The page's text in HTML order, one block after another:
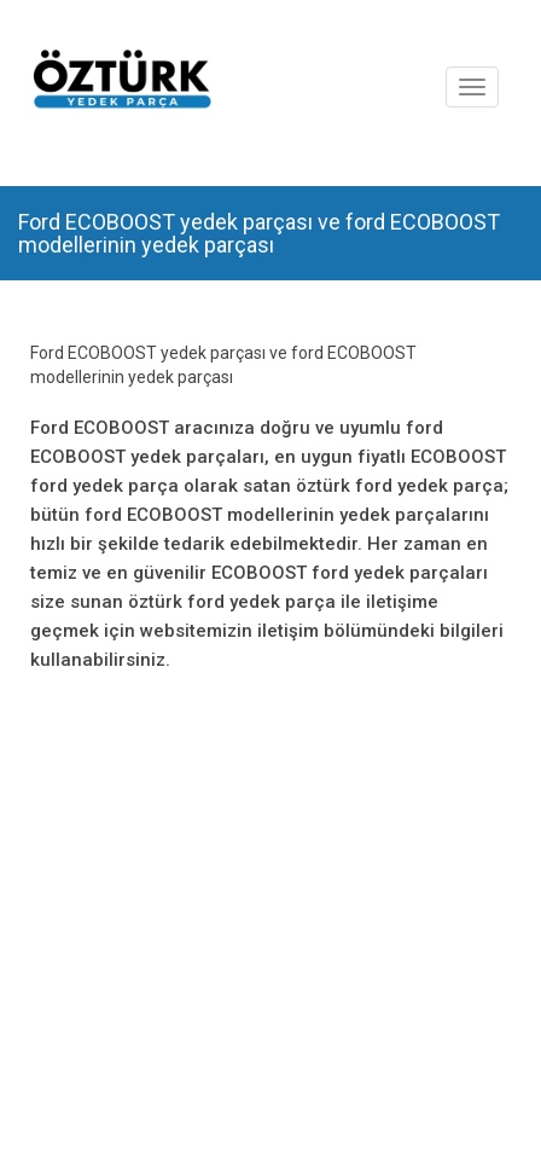
Toggle
Ford ECOBOOST yedek parçası ve ford ECOBOOST
modellerinin yedek parçası
Ford ECOBOOST yedek parçası ve ford ECOBOOST
modellerinin yedek parçası
Ford ECOBOOST aracınıza doğru ve uyumlu ford
ECOBOOST yedek parçaları, en uygun fiyatlı ECOBOOST
ford yedek parça olarak satan öztürk ford yedek parça;
bütün ford ECOBOOST modellerinin yedek parçalarını
hızlı bir şekilde tedarik edebilmektedir. Her zaman en
temiz ve en güvenilir ECOBOOST ford yedek parçaları
size sunan öztürk ford yedek parça ile iletişime
geçmek için websitemizin iletişim bölümündeki bilgileri
kullanabilirsiniz.